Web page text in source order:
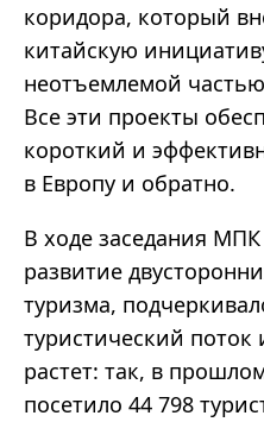
коридора, который
китайскую
неотъемлемой
Все эти проекты
короткий и
в Европу и обратно.
В ходе заседания
развитие
туризма,
туристический
растет: так, в
посетило 44 798